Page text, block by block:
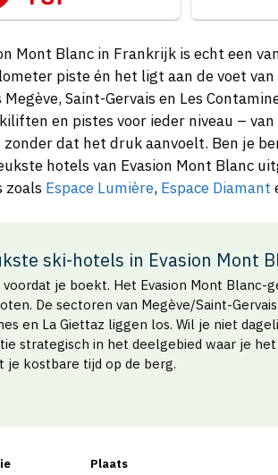
Mont Blanc in Frankrijk is echt een
piste én het ligt aan de voet van
Saint-Gervais en Les
en pistes voor ieder niveau –
dat het druk aanvoelt. Ben je
hotels van Evasion Mont Blanc
zoals Espace Lumière, Espace Diamant
ski-hotels in Evasion Mont
je boekt. Het Evasion Mont Blanc-
De sectoren van Megève/Saint-
en La Giettaz liggen los. Wil je niet
strategisch in het deelgebied waar je
je kostbare tijd op de berg.
Plaats